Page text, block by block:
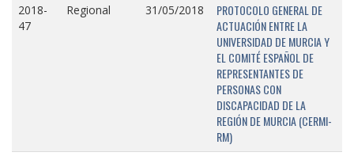
2018-
47
Regional 31/05/2018
PROTOCOLO GENERAL DE
ACTUACIÓN ENTRE LA
UNIVERSIDAD DE MURCIA Y
EL COMITÉ ESPAÑOL DE
REPRESENTANTES DE
PERSONAS CON
DISCAPACIDAD DE LA
REGIÓN DE MURCIA (CERMI-
RM)